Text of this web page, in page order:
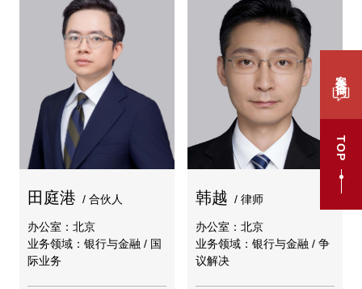
案件咨询
TOP
田庭港 / 合伙人
办公室：北京
业务领域：银行与金融 / 国
际业务
韩越 / 律师
办公室：北京
业务领域：银行与金融 / 争
议解决